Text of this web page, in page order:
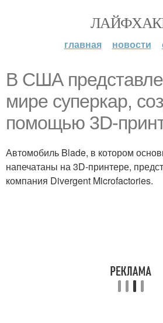
главная новости
В США
мире суперкар,
помощью 3D-
Автомобиль Blade, в котором
напечатаны на 3D-принтере,
компания Divergent Microfactories.